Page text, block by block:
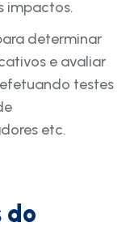
impactos.
determinar
e avaliar
testes
etc.
do